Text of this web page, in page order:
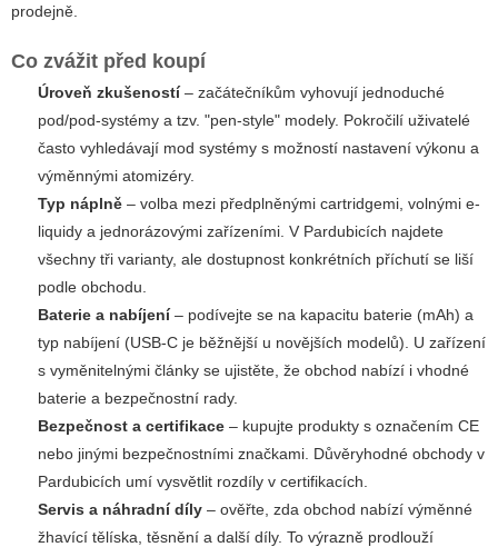
prodejně.
Co zvážit před koupí
Úroveň zkušeností– začátečníkům vyhovují jednoduché
pod/pod-systémy a tzv. "pen-style" modely. Pokročilí uživatelé
často vyhledávají mod systémy s možností nastavení výkonu a
výměnnými atomizéry.
Typ náplně – volba mezi předplněnými cartridgemi, volnými e-
liquidy a jednorázovými zařízeními. V Pardubicích najdete
všechny tři varianty, ale dostupnost konkrétních příchutí se liší
podle obchodu.
Baterie a nabíjení– podívejte se na kapacitu baterie (mAh) a
typ nabíjení (USB-C je běžnější u novějších modelů). U zařízení
s vyměnitelnými články se ujistěte, že obchod nabízí i vhodné
baterie a bezpečnostní rady.
Bezpečnost a certifikace – kupujte produkty s označením CE
nebo jinými bezpečnostními značkami. Důvěryhodné obchody v
Pardubicích umí vysvětlit rozdíly v certifikacích.
Servis a náhradní díly – ověřte, zda obchod nabízí výměnné
žhavící tělíska, těsnění a další díly. To výrazně prodlouží